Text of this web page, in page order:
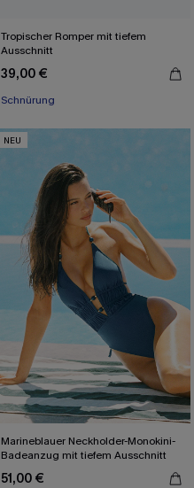
Tropischer Romper mit tiefem
Ausschnitt
39,00 €
Schnürung
NEU
Marineblauer Neckholder-Monokini-
Badeanzug mit tiefem Ausschnitt
51,00 €